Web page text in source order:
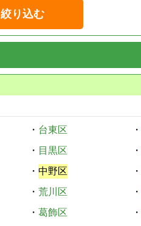
絞り込む
・ 台東区 ・
・ 目黒区 ・
・ 中野区 ・
・ 荒川区 ・
・ 葛飾区 ・